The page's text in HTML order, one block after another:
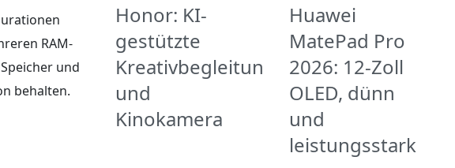
RAM-
und
behalten.
Honor: KI-
gestützte
Kreativbegleitung
und
Kinokamera
Huawei
MatePad Pro
2026: 12-Zoll
OLED, dünn
und
leistungsstark